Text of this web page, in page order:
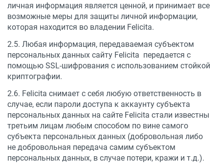
личная информация является ценной, и принимает все
возможные меры для защиты личной информации,
которая находится во владении Felicita.
2.5. Любая информация, передаваемая субъектом
персональных данных сайту Felicita передается с
помощью SSL-шифрования с использованием стойкой
криптографии.
2.6. Felicita снимает с себя любую ответственность в
случае, если пароли доступа к аккаунту субъекта
персональных данных на сайте Felicita стали известны
третьим лицам любым способом по вине самого
субъекта персональных данных (добровольная либо
не добровольная передача самим субъектом
персональных данных, в случае потери, кражи и т.д.).